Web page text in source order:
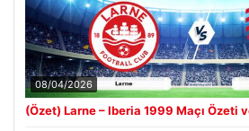
08/04/2026
(Özet) Larne – Iberia 1999 Maçı Özeti